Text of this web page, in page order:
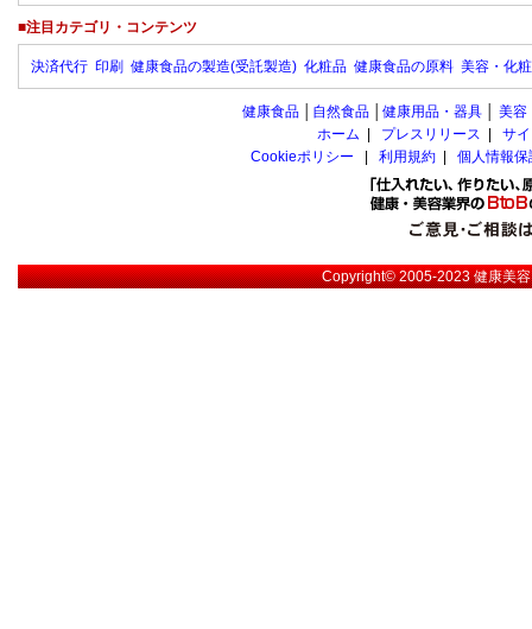
■注目カテゴリ・コンテンツ
決済代行 印刷 健康食品の製造(受託製造) 化粧品 健康食品の原料 美容・化
健康食品 自然食品 健康用品・器具 美容
ホーム
プレスリリース
サ
Cookieポリシー
利用規約 個人情報
Copyright© 2005-2023健康美